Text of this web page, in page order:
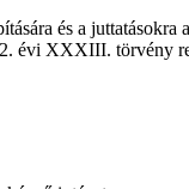
és a juttatásokra
évi XXXIII. törvény